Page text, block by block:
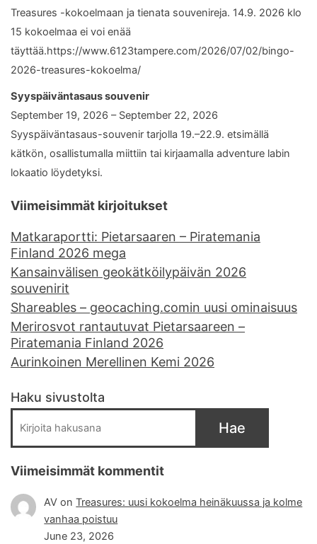
Treasures -kokoelmaan ja tienata souvenireja. 14.9. 2026 klo
15 kokoelmaa ei voi enää
täyttää.https://www.6123tampere.com/2026/07/02/bingo-
2026-treasures-kokoelma/
Syyspäiväntasaus souvenir
September 19, 2026 – September 22, 2026
Syyspäiväntasaus-souvenir tarjolla 19.–22.9. etsimällä
kätkön, osallistumalla miittiin tai kirjaamalla adventure labin
lokaatio löydetyksi.
Viimeisimmät kirjoitukset
Matkaraportti: Pietarsaaren – Piratemania
Finland 2026 mega
Kansainvälisen geokätköilypäivän 2026
souvenirit
Shareables – geocaching.comin uusi ominaisuus
Merirosvot rantautuvat Pietarsaareen –
Piratemania Finland 2026
Aurinkoinen Merellinen Kemi 2026
Haku sivustolta
Hae
Viimeisimmät kommentit
AV onTreasures: uusi kokoelma heinäkuussa ja kolme
vanhaa poistuu
June 23, 2026